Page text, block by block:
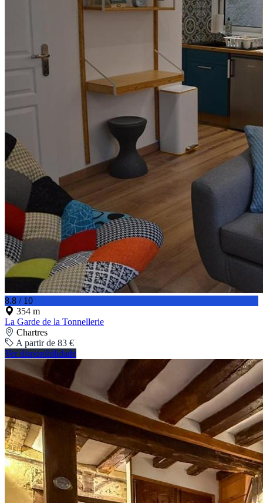
8.8 / 10
354 m
La Garde de la Tonnellerie
Chartres
A partir de 83 €
Ver disponibilidade